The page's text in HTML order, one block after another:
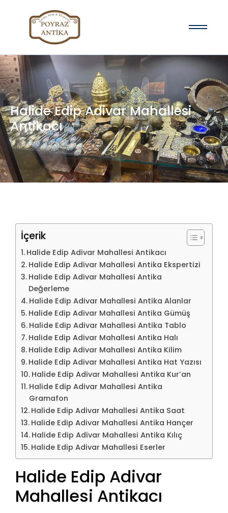
Halide Edip Adivar Mahallesi
Antikacı
İçerik
Halide Edip Adivar Mahallesi Antikacı
Halide Edip Adivar Mahallesi Antika Ekspertizi
Halide Edip Adivar Mahallesi Antika
Değerleme
Halide Edip Adivar Mahallesi Antika Alanlar
Halide Edip Adivar Mahallesi Antika Gümüş
Halide Edip Adivar Mahallesi Antika Tablo
Halide Edip Adivar Mahallesi Antika Halı
Halide Edip Adivar Mahallesi Antika Kilim
Halide Edip Adivar Mahallesi Antika Hat Yazısı
Halide Edip Adivar Mahallesi Antika Kur’an
Halide Edip Adivar Mahallesi Antika
Gramafon
Halide Edip Adivar Mahallesi Antika Saat
Halide Edip Adivar Mahallesi Antika Hançer
Halide Edip Adivar Mahallesi Antika Kılıç
Halide Edip Adivar Mahallesi Eserler
Halide Edip Adivar
Mahallesi Antikacı